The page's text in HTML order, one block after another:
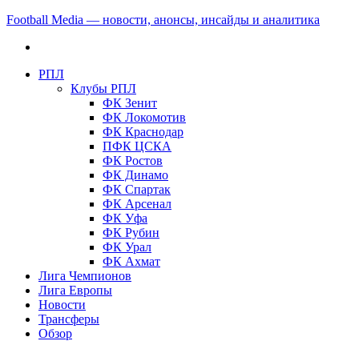
Football Media — новости, анонсы, инсайды и аналитика
РПЛ
Клубы РПЛ
ФК Зенит
ФК Локомотив
ФК Краснодар
ПФК ЦСКА
ФК Ростов
ФК Динамо
ФК Спартак
ФК Арсенал
ФК Уфа
ФК Рубин
ФК Урал
ФК Ахмат
Лига Чемпионов
Лига Европы
Новости
Трансферы
Обзор